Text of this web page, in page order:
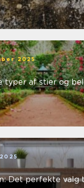
2025
typer af stier og
Det perfekte valg